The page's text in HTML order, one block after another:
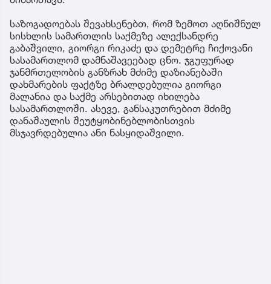
საზოგადოებას შევახსენებთ, რომ ზემოთ აღნიშნულ
სისხლის სამართლის საქმეზე ალექსანდრე
გაბაშვილი, გიორგი რიკაძე და დემეტრე ჩიქოვანი
სასამართლომ დამნაშავეებად ცნო. ჯგუფურად
ჯანმრთელობის განზრახ მძიმე დაზიანებაში
დახმარების ფაქტზე ბრალდებულია გიორგი
მალანია და საქმე არსებითად იხილება
სასამართლოში. ასევე, განსაკუთრებით მძიმე
დანაშაულის შეუტყობინებლობისთვის
მსჯავრდებულია ანი ნასყიდაშვილი.